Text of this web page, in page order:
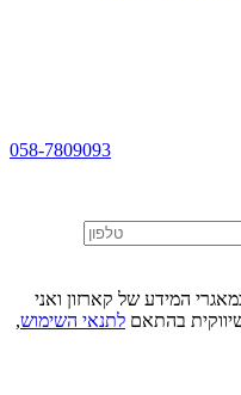
058-7809093
המידע של קארזון ואני
בהתאם לתנאי השימוש,